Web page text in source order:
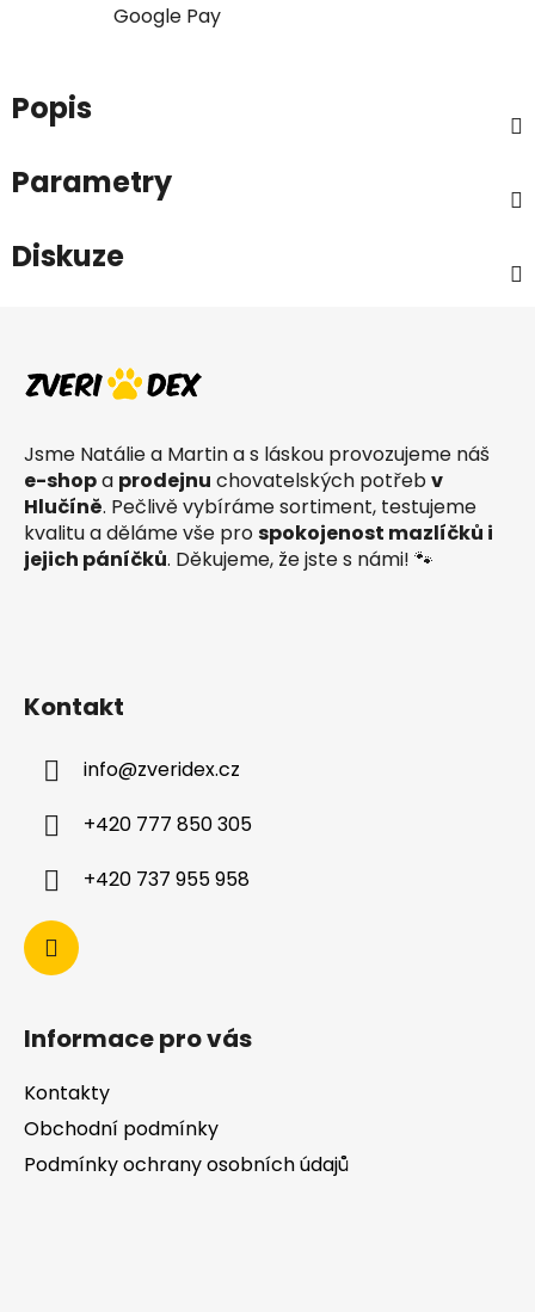
Google Pay
Popis
Parametry
Diskuze
Jsme Natálie a Martin a s láskou provozujeme náš
e-shopa prodejnu chovatelských potřebv
Hlučíně. Pečlivě vybíráme sortiment, testujeme
kvalitu a děláme vše prospokojenost mazlíčků i
jejich páníčků. Děkujeme, že jste s námi! 🐾
Kontakt
info@zveridex.cz
+420 777 850 305
+420 737 955 958
Informace pro vás
Kontakty
Obchodní podmínky
Podmínky ochrany osobních údajů